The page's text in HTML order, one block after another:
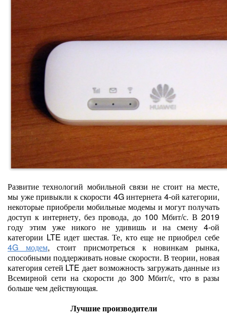
Развитие технологий мобильной связи не стоит на месте,
мы уже привыкли к скорости 4G интернета 4-ой категории,
некоторые приобрели мобильные модемы и могут получать
доступ к интернету, без провода, до 100 Мбит/с. В 2019
году этим уже никого не удивишь и на смену 4-ой
категории LTE идет шестая. Те, кто еще не приобрел себе
4G модем, стоит присмотреться к новинкам рынка,
способными поддерживать новые скорости. В теории, новая
категория сетей LTE дает возможность загружать данные из
Всемирной сети на скорости до 300 Мбит/с, что в разы
больше чем действующая.
Лучшие производители